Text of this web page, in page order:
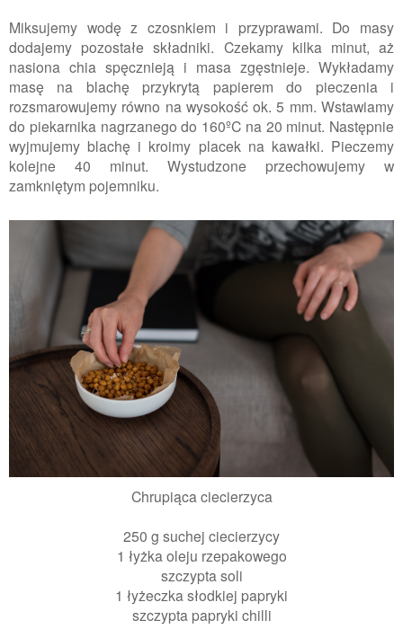
Miksujemy wodę z czosnkiem i przyprawami. Do masy
dodajemy pozostałe składniki. Czekamy kilka minut, aż
nasiona chia spęcznieją i masa zgęstnieje. Wykładamy
masę na blachę przykrytą papierem do pieczenia i
rozsmarowujemy równo na wysokość ok. 5 mm. Wstawiamy
do piekarnika nagrzanego do 160ºC na 20 minut. Następnie
wyjmujemy blachę i kroimy placek na kawałki. Pieczemy
kolejne 40 minut. Wystudzone przechowujemy w
zamkniętym pojemniku.
Chrupiąca ciecierzyca
250 g suchej ciecierzycy
1 łyżka oleju rzepakowego
szczypta soli
1 łyżeczka słodkiej papryki
szczypta papryki chilli